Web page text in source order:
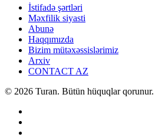
İstifadə şərtləri
Məxfilik siyasti
Abunə
Haqqımızda
Bizim mütəxəssislərimiz
Arxiv
CONTACT AZ
© 2026 Turan. Bütün hüquqlar qorunur.